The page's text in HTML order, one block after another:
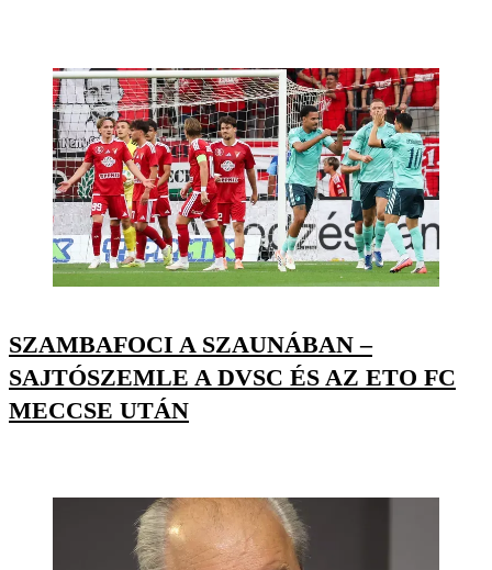
SZAMBAFOCI A SZAUNÁBAN –
SAJTÓSZEMLE A DVSC ÉS AZ ETO FC
MECCSE UTÁN